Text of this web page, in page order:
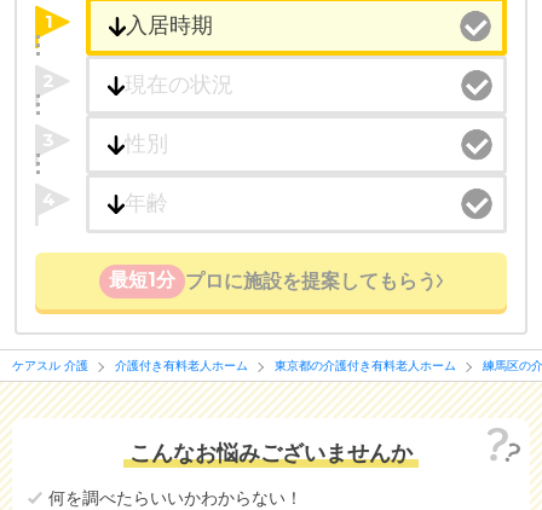
1
2
3
4
最短1分 プロに施設を提案してもらう
ケアスル 介護 介護付き有料老人ホーム 東京都の介護付き有料老人ホーム 練馬区の
こんなお悩みございませんか
何を調べたらいいかわからない！